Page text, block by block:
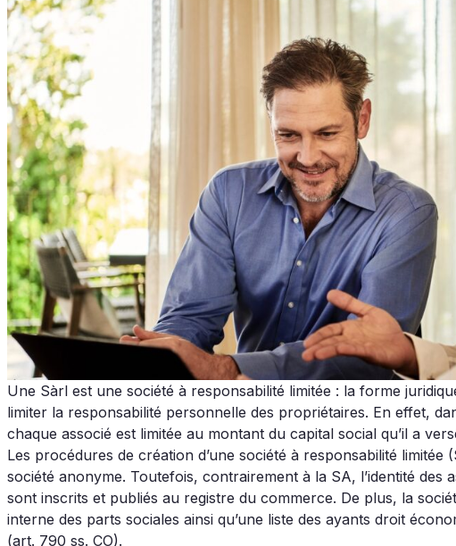
Une Sàrl est une société à responsabilité limitée : la forme
limiter la responsabilité personnelle des propriétaires. En effet,
chaque associé est limitée au montant du capital social qu’il a
Les procédures de création d’une société à responsabilité limitée
société anonyme. Toutefois, contrairement à la SA, l’identité des
sont inscrits et publiés au registre du commerce. De plus, la
interne des parts sociales ainsi qu’une liste des ayants droit
(art. 790 ss. CO).